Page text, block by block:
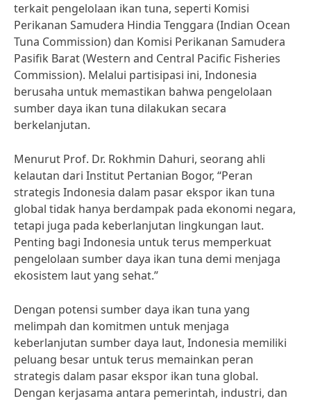
terkait pengelolaan ikan tuna, seperti Komisi
Perikanan Samudera Hindia Tenggara (Indian Ocean
Tuna Commission) dan Komisi Perikanan Samudera
Pasifik Barat (Western and Central Pacific Fisheries
Commission). Melalui partisipasi ini, Indonesia
berusaha untuk memastikan bahwa pengelolaan
sumber daya ikan tuna dilakukan secara
berkelanjutan.
Menurut Prof. Dr. Rokhmin Dahuri, seorang ahli
kelautan dari Institut Pertanian Bogor, “Peran
strategis Indonesia dalam pasar ekspor ikan tuna
global tidak hanya berdampak pada ekonomi negara,
tetapi juga pada keberlanjutan lingkungan laut.
Penting bagi Indonesia untuk terus memperkuat
pengelolaan sumber daya ikan tuna demi menjaga
ekosistem laut yang sehat.”
Dengan potensi sumber daya ikan tuna yang
melimpah dan komitmen untuk menjaga
keberlanjutan sumber daya laut, Indonesia memiliki
peluang besar untuk terus memainkan peran
strategis dalam pasar ekspor ikan tuna global.
Dengan kerjasama antara pemerintah, industri, dan